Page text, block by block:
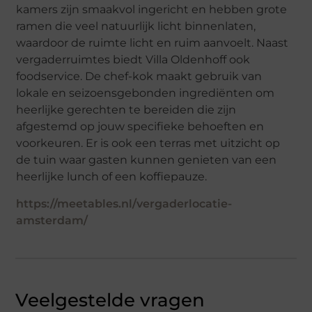
kamers zijn smaakvol ingericht en hebben grote
ramen die veel natuurlijk licht binnenlaten,
waardoor de ruimte licht en ruim aanvoelt. Naast
vergaderruimtes biedt Villa Oldenhoff ook
foodservice. De chef-kok maakt gebruik van
lokale en seizoensgebonden ingrediënten om
heerlijke gerechten te bereiden die zijn
afgestemd op jouw specifieke behoeften en
voorkeuren. Er is ook een terras met uitzicht op
de tuin waar gasten kunnen genieten van een
heerlijke lunch of een koffiepauze.
https://meetables.nl/vergaderlocatie-
amsterdam/
Veelgestelde vragen